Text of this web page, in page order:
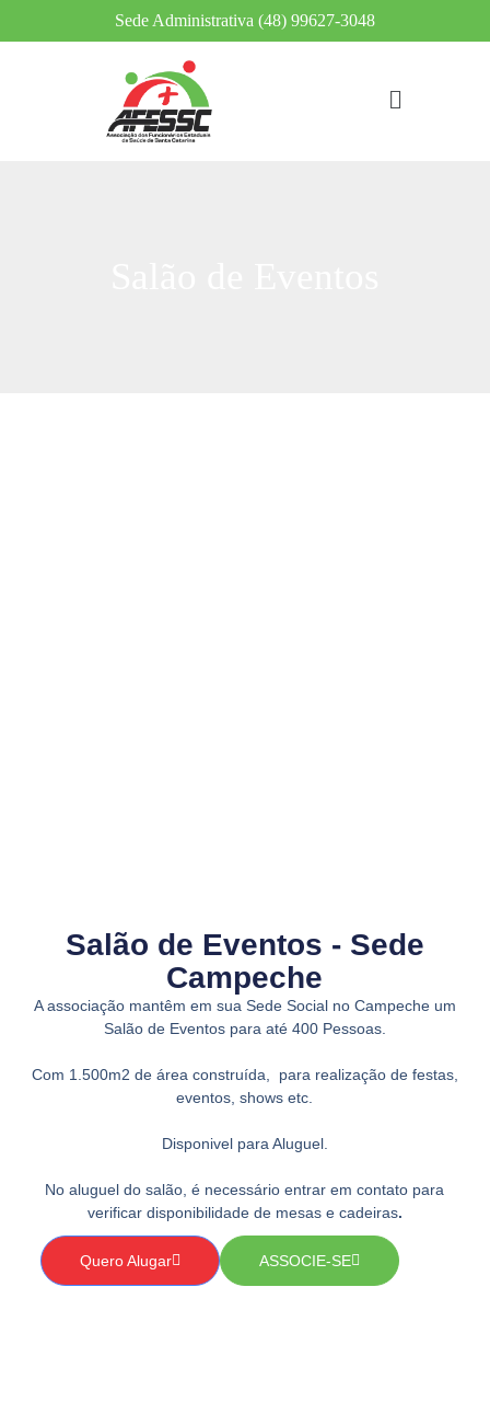
Sede Administrativa (48) 99627-3048
Salão de Eventos - Sede
Campeche
A associação mantêm em sua Sede Social no Campeche um
Salão de Eventos para até 400 Pessoas.
Com 1.500m2 de área construída, para realização de festas,
eventos, shows etc.
Disponivel para Aluguel.
No aluguel do salão, é necessário entrar em contato para
verificar disponibilidade de mesas e cadeiras.
Quero Alugar ASSOCIE-SE